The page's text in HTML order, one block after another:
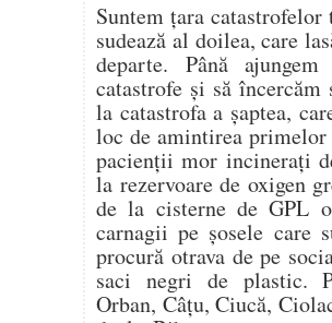
Suntem țara
sudează al doilea, care
departe. Până
catastrofe și să
la catastrofa a șaptea,
loc de amintirea
pacienții mor incinerați
la rezervoare de oxigen
de la cisterne de GPL
carnagii pe șosele care
procură otrava de pe
saci negri de plastic.
Orban, Câțu, Ciucă,